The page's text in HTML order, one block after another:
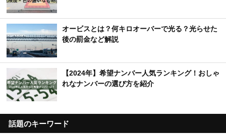
オービスとは？何キロオーバーで光る？光らせた
後の罰金など解説
【2024年】希望ナンバー人気ランキング！おしゃ
れなナンバーの選び方を紹介
話題のキーワード